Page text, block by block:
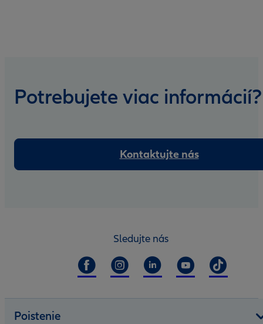
Potrebujete viac informácií?
Kontaktujte nás
Sledujte nás
Poistenie